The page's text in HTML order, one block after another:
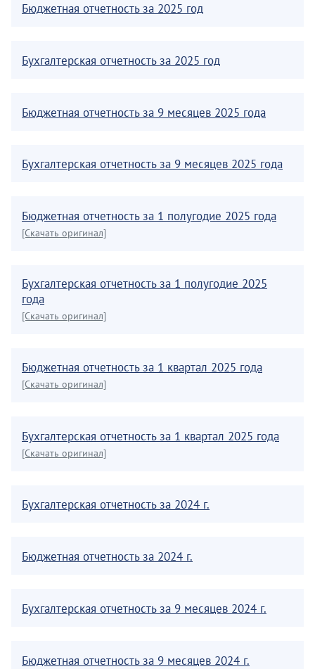
Бюджетная отчетность за 2025 год
Бухгалтерская отчетность за 2025 год
Бюджетная отчетность за 9 месяцев 2025 года
Бухгалтерская отчетность за 9 месяцев 2025 года
Бюджетная отчетность за 1 полугодие 2025 года
[Скачать оригинал]
Бухгалтерская отчетность за 1 полугодие 2025
года
[Скачать оригинал]
Бюджетная отчетность за 1 квартал 2025 года
[Скачать оригинал]
Бухгалтерская отчетность за 1 квартал 2025 года
[Скачать оригинал]
Бухгалтерская отчетность за 2024 г.
Бюджетная отчетность за 2024 г.
Бухгалтерская отчетность за 9 месяцев 2024 г.
Бюджетная отчетность за 9 месяцев 2024 г.